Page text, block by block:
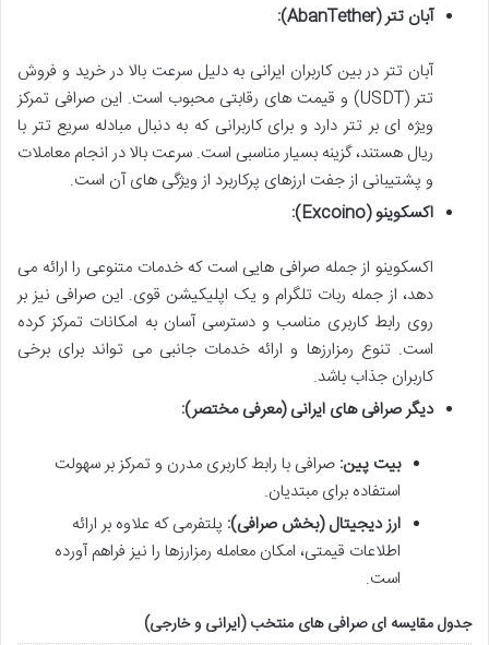
آبان تتر (AbanTether):
آبان تتر در بین کاربران ایرانی به دلیل سرعت بالا در خرید و فروش
تتر (USDT) و قیمت های رقابتی محبوب است. این صرافی تمرکز
ویژه ای بر تتر دارد و برای کاربرانی که به دنبال مبادله سریع تتر با
ریال هستند، گزینه بسیار مناسبی است. سرعت بالا در انجام معاملات
و پشتیبانی از جفت ارزهای پرکاربرد از ویژگی های آن است.
اکسکوینو (Excoino):
اکسکوینو از جمله صرافی هایی است که خدمات متنوعی را ارائه می
دهد، از جمله ربات تلگرام و یک اپلیکیشن قوی. این صرافی نیز بر
روی رابط کاربری مناسب و دسترسی آسان به امکانات تمرکز کرده
است. تنوع رمزارزها و ارائه خدمات جانبی می تواند برای برخی
کاربران جذاب باشد.
دیگر صرافی های ایرانی (معرفی مختصر):
بیت پین: صرافی با رابط کاربری مدرن و تمرکز بر سهولت
استفاده برای مبتدیان.
ارز دیجیتال (بخش صرافی): پلتفرمی که علاوه بر ارائه
اطلاعات قیمتی، امکان معامله رمزارزها را نیز فراهم آورده
است.
جدول مقایسه ای صرافی های منتخب (ایرانی و خارجی)